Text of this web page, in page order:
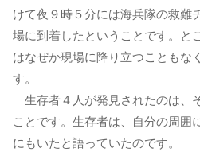
けて夜９時５分には海兵隊の救難
場に到着したということです。と
はなぜか現場に降り立つこともな
す。
生存者４人が発見されたのは、
ことです。生存者は、自分の周囲
にもいたと語っていたのです。